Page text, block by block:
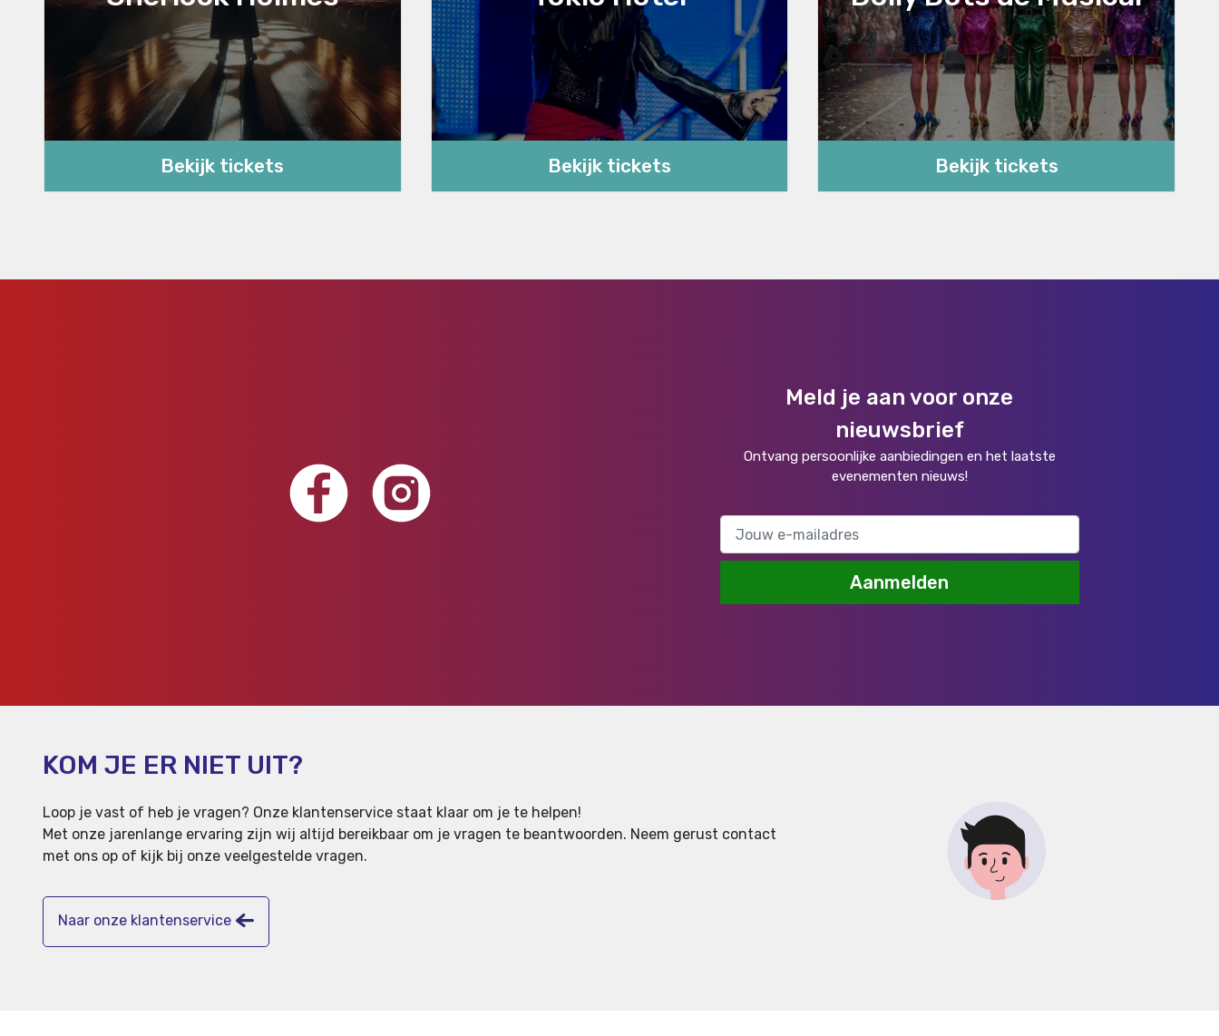
Bekijk tickets Bekijk tickets Bekijk tickets
Meld je aan voor onze
nieuwsbrief
Ontvang persoonlijke aanbiedingen en het laatste
evenementen nieuws!
Aanmelden
KOM JE ER NIET UIT?
Loop je vast of heb je vragen? Onze klantenservice staat klaar om je te helpen!
Met onze jarenlange ervaring zijn wij altijd bereikbaar om je vragen te beantwoorden. Neem gerust contact
met ons op of kijk bij onze veelgestelde vragen.
Naar onze klantenservice